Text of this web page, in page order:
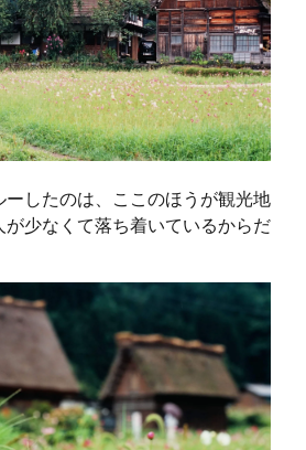
したのは、ここのほうが観光地
少なくて落ち着いているからだ